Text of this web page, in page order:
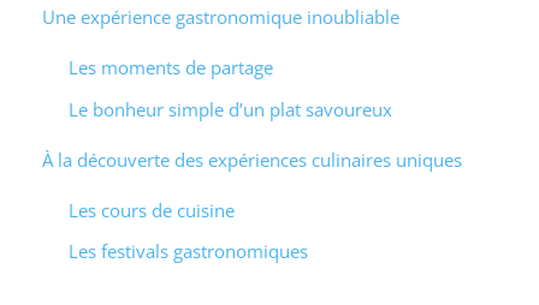
Une expérience gastronomique inoubliable
Les moments de partage
Le bonheur simple d’un plat savoureux
À la découverte des expériences culinaires uniques
Les cours de cuisine
Les festivals gastronomiques